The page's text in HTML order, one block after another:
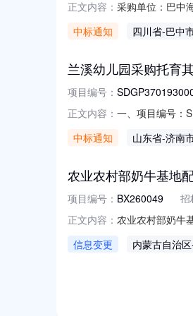
正文内容： 采购单位：巴中
中标通知 四川省-巴中
兰溪幼儿园采购托育
项目编号：
正文内容： 一、项目编号：
价。经评审，
中标通知 山东省-济南
农业农村部奶牛基地
项目编号： BX260049 招
正文内容： 农业农村部奶牛
业农村部奶牛
信息变更 内蒙古自治区